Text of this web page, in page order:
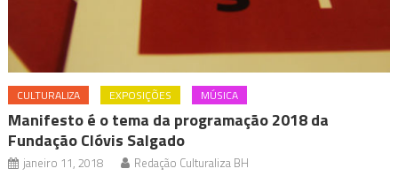
CULTURALIZA EXPOSIÇÕES MÚSICA
Manifesto é o tema da programação 2018 da
Fundação Clóvis Salgado
janeiro 11, 2018 Redação Culturaliza BH